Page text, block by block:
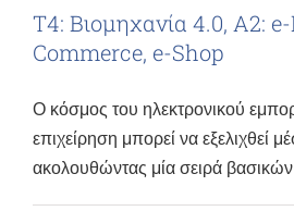
Τ4: Βιομηχανία 4.0, Α2:
Commerce, e-Shop
Ο κόσμος του ηλεκτρονικού
επιχείρηση μπορεί να εξελιχθεί
ακολουθώντας μία σειρά